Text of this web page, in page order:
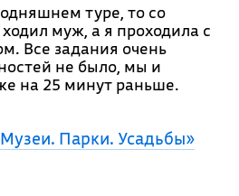
туре, то со
муж, а я проходила с
Все задания очень
не было, мы и
на 25 минут раньше.
Парки. Усадьбы»